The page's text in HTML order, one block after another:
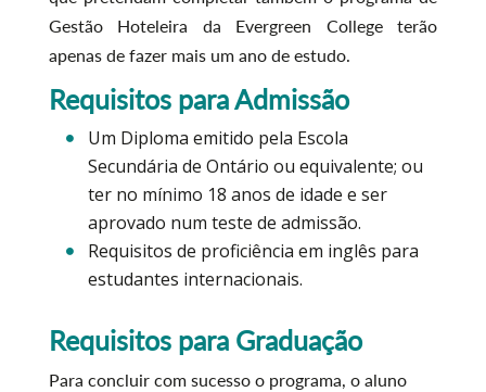
Gestão Hoteleira da Evergreen College terão
apenas de fazer mais um ano de estudo.
Requisitos para Admissão
Um Diploma emitido pela Escola
Secundária de Ontário ou equivalente; ou
ter no mínimo 18 anos de idade e ser
aprovado num teste de admissão.
Requisitos de proficiência em inglês para
estudantes internacionais.
Requisitos para Graduação
Para concluir com sucesso o programa, o aluno